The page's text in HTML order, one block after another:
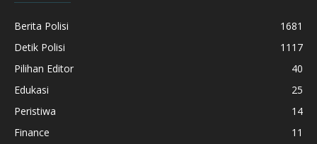
Berita Polisi
1681
Detik Polisi
1117
Pilihan Editor
40
Edukasi
25
Peristiwa
14
Finance
11